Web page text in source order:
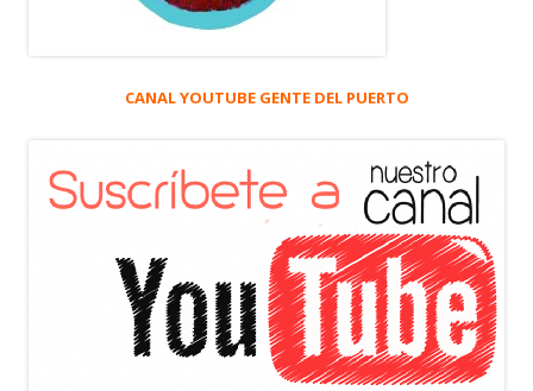
CANAL YOUTUBE GENTE DEL PUERTO